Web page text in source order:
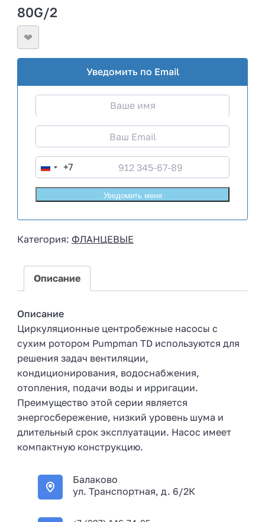
80G/2
❤
Уведомить по Email
R
u
s
a
7
+7
Категория: ФЛАНЦЕВЫЕ
Описание
Описание
Циркуляционные центробежные насосы с
сухим ротором Pumpman TD используются для
решения задач вентиляции,
кондиционирования, водоснабжения,
отопления, подачи воды и ирригации.
Преимущество этой серии является
энергосбережение, низкий уровень шума и
длительный срок эксплуатации. Насос имеет
компактную конструкцию.
Балаково
ул. Транспортная, д. 6/2К